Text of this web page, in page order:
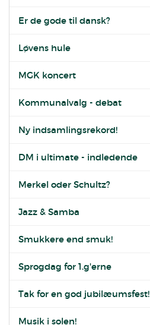
Er de gode til dansk?
Løvens hule
MGK koncert
Kommunalvalg - debat
Ny indsamlingsrekord!
DM i ultimate - indledende
Merkel oder Schultz?
Jazz & Samba
Smukkere end smuk!
Sprogdag for 1.g'erne
Tak for en god jubilæumsfest!
Musik i solen!